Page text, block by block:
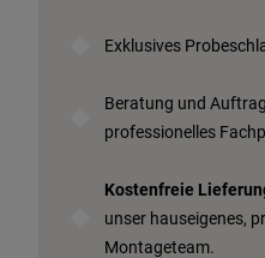
Exklusives
Beratung und
professionelles
Kostenfreie
unser hauseigenes,
Montageteam.